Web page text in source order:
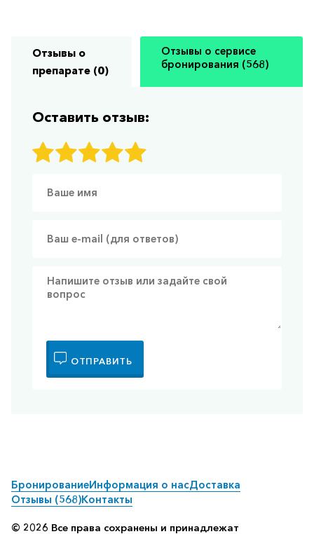
Отзывы о
препарате (0)
Отзывы о сервисе
бронирования (568)
Оставить отзыв:
ОТПРАВИТЬ
БронированиеИнформация о насДоставка
Отзывы (568)Контакты
© 2026 Все права сохранены и принадлежат